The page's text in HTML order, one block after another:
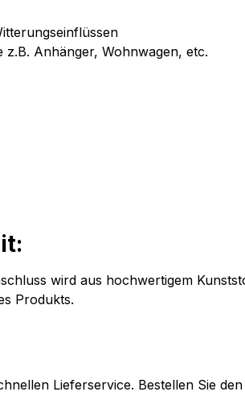
Anhänger, Wohnwagen, etc.
wird aus hochwertigem
Produkts.
Lieferservice. Bestellen Sie